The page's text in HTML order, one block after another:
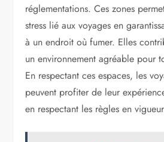
réglementations. Ces zones
stress lié aux voyages en
à un endroit où fumer. Elles
un environnement agréable pour
En respectant ces espaces, les
peuvent profiter de leur
en respectant les règles en